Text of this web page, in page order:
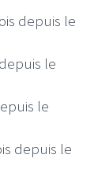
depuis le
le
le
depuis le